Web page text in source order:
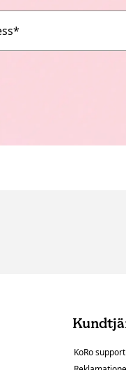
*
KoRo support